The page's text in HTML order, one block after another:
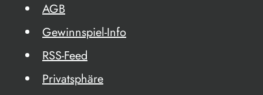
AGB
Gewinnspiel-Info
RSS-Feed
Privatsphäre